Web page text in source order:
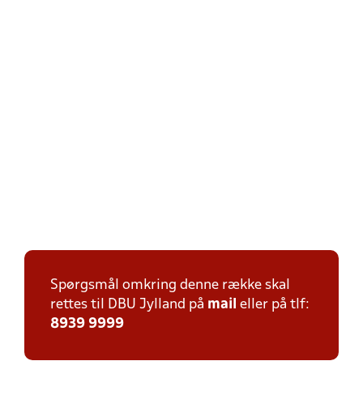
Spørgsmål omkring denne række skal
rettes til DBU Jylland på mail eller på tlf:
8939 9999